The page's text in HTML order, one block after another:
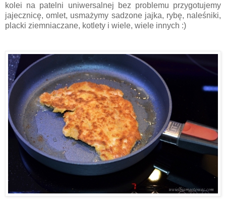
kolei na patelni uniwersalnej bez problemu przygotujemy
jajecznicę, omlet, usmażymy sadzone jajka, rybę, naleśniki,
placki ziemniaczane, kotlety i wiele, wiele innych :)